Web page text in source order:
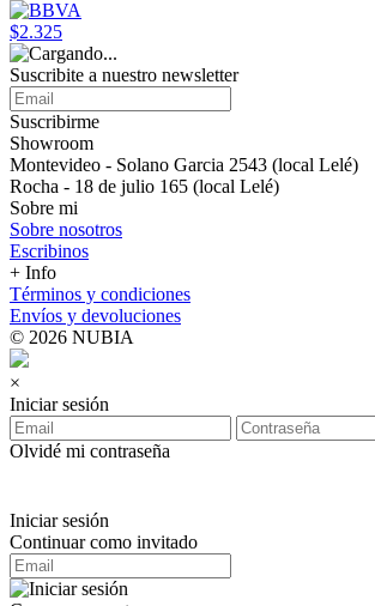
$2.325
Suscribite a nuestro newsletter
Suscribirme
Showroom
Montevideo - Solano Garcia 2543 (local Lelé)
Rocha - 18 de julio 165 (local Lelé)
Sobre mi
Sobre nosotros
Escribinos
+ Info
Términos y condiciones
Envíos y devoluciones
© 2026 NUBIA
×
Iniciar sesión
Olvidé mi contraseña
Iniciar sesión
Continuar como invitado